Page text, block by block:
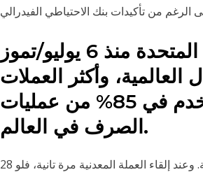
من تأكيدات بنك الاحتياطي الفيدرالي
العملة الوطنية الرسمية للولايات المتحدة منذ 6 يوليو/تموز
العالمية، وأكثر العملات
تداولا في الأسواق والتجارة، ويستخدم في 85% من عمليات
الصرف في العالم.
28 آب (أغسطس) 2018 أُلقيت عملة معدنية ثلاث مرات متتالية. وعند إلقاء العملة المعدنية مرة تانية، فلو